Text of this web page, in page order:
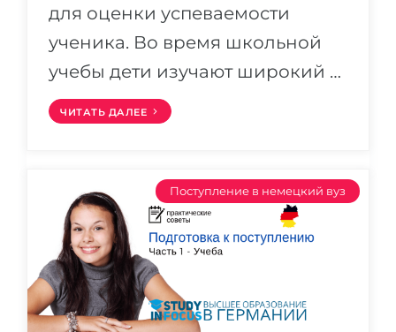
100%
КОНСУЛЬТАЦИЯ!
Азербайджан
Армения
Беларусь
Другая страна
для оценки успеваемости
ученика. Во время школьной
учебы дети изучают широкий …
ЧИТАТЬ ДАЛЕЕ
Поступление в немецкий вуз